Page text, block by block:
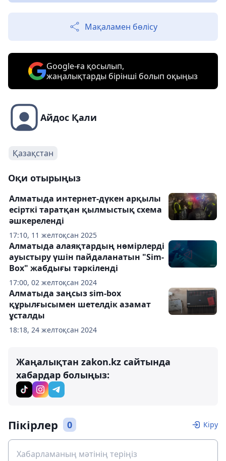
Мақаламен бөлісу
Google-ға қосылып,
жаңалықтарды бірінші болып оқыңыз
Айдос Қали
Қазақстан
Оқи отырыңыз
17:10, 11 желтоқсан 2025
Алматыда интернет-дүкен арқылы
есірткі таратқан қылмыстық схема
әшкереленді
17:00, 02 желтоқсан 2024
Алматыда алаяқтардың нөмірлерді
ауыстыру үшін пайдаланатын "Sim-
Box" жабдығы тәркіленді
18:18, 24 желтоқсан 2024
Алматыда заңсыз sim-box
құрылғысымен шетелдік азамат
ұсталды
Жаңалықтан zakon.kz сайтында
хабардар болыңыз:
Пікірлер 0 Кіру